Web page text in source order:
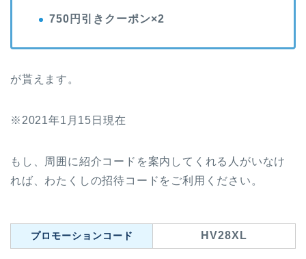
750円引きクーポン×2
が貰えます。
※2021年1月15日現在
もし、周囲に紹介コードを案内してくれる人がいなけ
れば、わたくしの招待コードをご利用ください。
プロモーションコード HV28XL